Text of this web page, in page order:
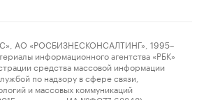
АО «РОСБИЗНЕСКОНСАЛТИНГ», 1995–
информационного агентства «РБК»
средства массовой информации
по надзору в сфере связи,
и массовых коммуникаций